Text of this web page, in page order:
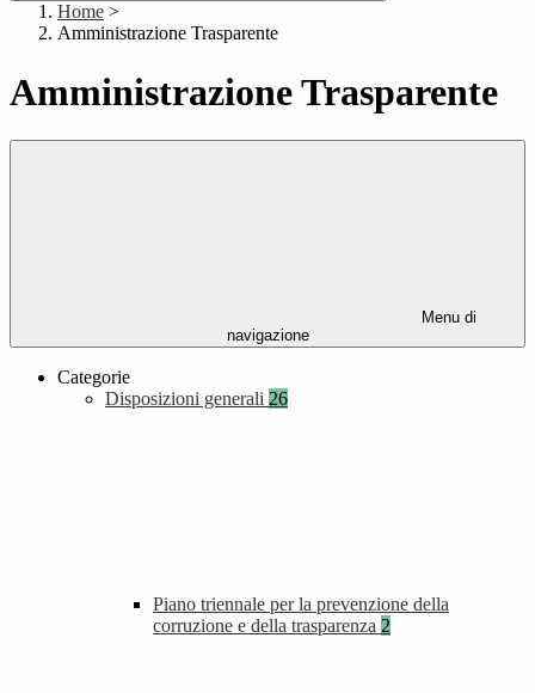
Home >
Amministrazione Trasparente
Amministrazione Trasparente
Menu di
navigazione
Categorie
Disposizioni generali 26
Piano triennale per la prevenzione della
corruzione e della trasparenza 2